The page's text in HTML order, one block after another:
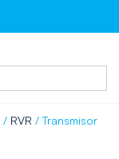
/ RVR / Transmisor